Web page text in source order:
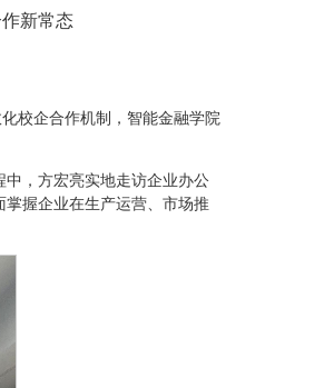
新常态
校企合作机制，智能金融学院
，方宏亮实地走访企业办公
握企业在生产运营、市场推